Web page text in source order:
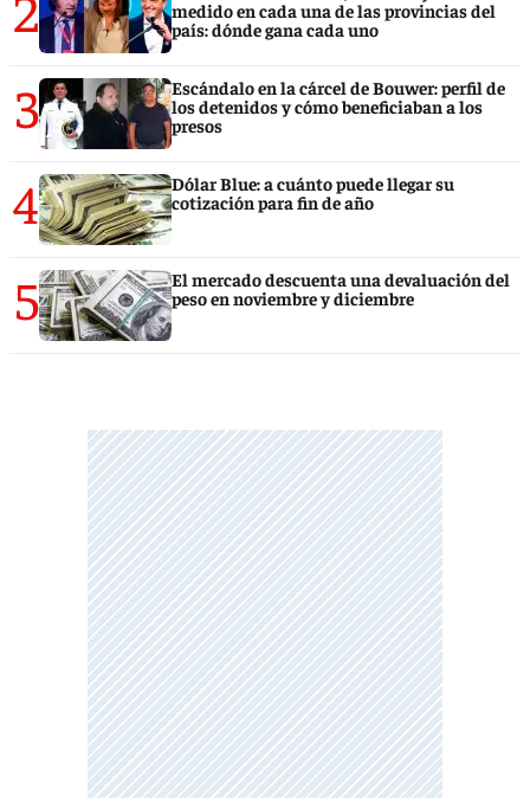
medido en cada una de las provincias del
país: dónde gana cada uno
3
Escándalo en la cárcel de Bouwer: perfil de
los detenidos y cómo beneficiaban a los
presos
4
Dólar Blue: a cuánto puede llegar su
cotización para fin de año
5
El mercado descuenta una devaluación del
peso en noviembre y diciembre